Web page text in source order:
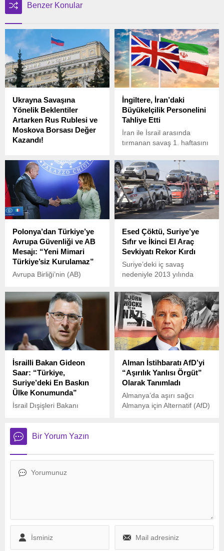
Benzer Konular
Ukrayna Savaşına
Yönelik Beklentiler
Artarken Rus Rublesi ve
Moskova Borsası Değer
Kazandı!
umutlar arttıkça, Rus rublesi
ve Moskova Borsası’nda
önemli değer kazançları
gözlemlendi.
İngiltere, İran’daki
Büyükelçilik Personelini
Tahliye Etti
İran ile İsrail arasında
tırmanan savaş 1. haftasını
gerilim uluslararası düzeyde
yeni tedbirleri de
beraberinde getiriyor.
Polonya’dan Türkiye’ye
Avrupa Güvenliği ve AB
Mesajı: “Yeni Mimari
Türkiye’siz Kurulamaz”
Avrupa Birliği’nin (AB)
devralmaya hazırlanan
Polonya, Türkiye’ye önemli
mesajlar verdi.
Esed Çöktü, Suriye’ye
Sıfır ve İkinci El Araç
Sevkiyatı Rekor Kırdı
Suriye’deki iç savaş
nedeniyle 2013 yılında
ve ikinci el araç ticareti,
Baas rejiminin zayıflaması
ve güvenlik durumunun
iyileşmesiyle yeniden hız
kazandı.
İsrailli Bakan Gideon
Saar: “Türkiye,
Suriye’deki En Baskın
Ülke Konumunda”
İsrail Dışişleri Bakanı
Cumhurbaşkanı Maia
Sandu ile gerçekleştirdiği
görüşmenin ardından dikkat
bulundu.
Alman İstihbaratı AfD’yi
“Aşırılık Yanlısı Örgüt”
Olarak Tanımladı
Almanya’da aşırı sağcı
Almanya için Alternatif (AfD)
tanımlandı.
Bir Yorum Yazın